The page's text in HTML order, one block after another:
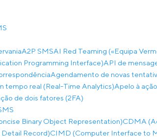
A2P SMSAI Red Teaming («Equipa
Programming Interface)API de
Agendamento de novas
tempo real (Real-Time Analytics)Apelo à
de dois fatores (2FA)
Binary Object Representation)CDMA
Detail Record)CIMD (Computer Interface to